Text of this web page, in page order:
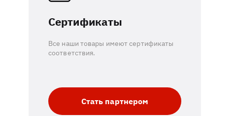
Сертификаты
Все наши товары имеют сертификаты
соответствия.
Стать партнером